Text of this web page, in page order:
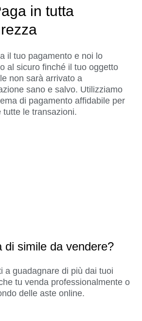
in tutta
il tuo pagamento e noi lo
al sicuro finché il tuo oggetto
non sarà arrivato a
sano e salvo. Utilizziamo
di pagamento affidabile per
tutte le transazioni.
di simile da vendere?
a guadagnare di più dai tuoi
tu venda professionalmente o
delle aste online.